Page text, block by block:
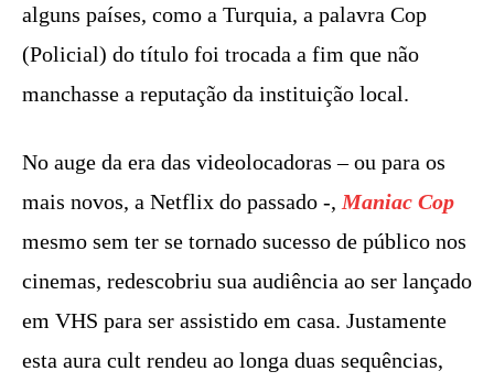
alguns países, como a Turquia, a palavra Cop
(Policial) do título foi trocada a fim que não
manchasse a reputação da instituição local.
No auge da era das videolocadoras – ou para os
mais novos, a Netflix do passado -, Maniac Cop
mesmo sem ter se tornado sucesso de público nos
cinemas, redescobriu sua audiência ao ser lançado
em VHS para ser assistido em casa. Justamente
esta aura cult rendeu ao longa duas sequências,